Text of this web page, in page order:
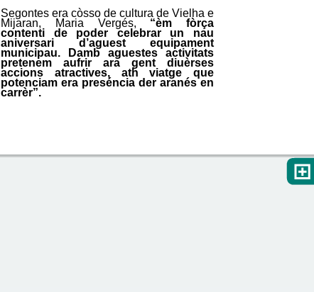
Segontes era còsso de cultura de Vielha e
Mijaran, Maria Vergés, “èm fòrça
contenti de poder celebrar un nau
aniversari d’aguest equipament
municipau. Damb aguestes activitats
pretenem aufrir ara gent diuèrses
accions atractives, ath viatge que
potenciam era preséncia der aranés en
carrèr”.